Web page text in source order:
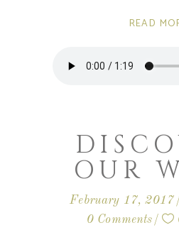
READ
OUR
February 17, 2017
0 Comments